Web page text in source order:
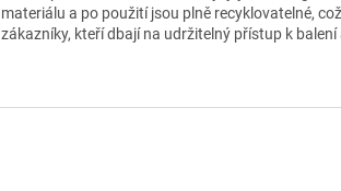
materiálu a po použití jsou plně recyklovatelné,
zákazníky, kteří dbají na udržitelný přístup k balení